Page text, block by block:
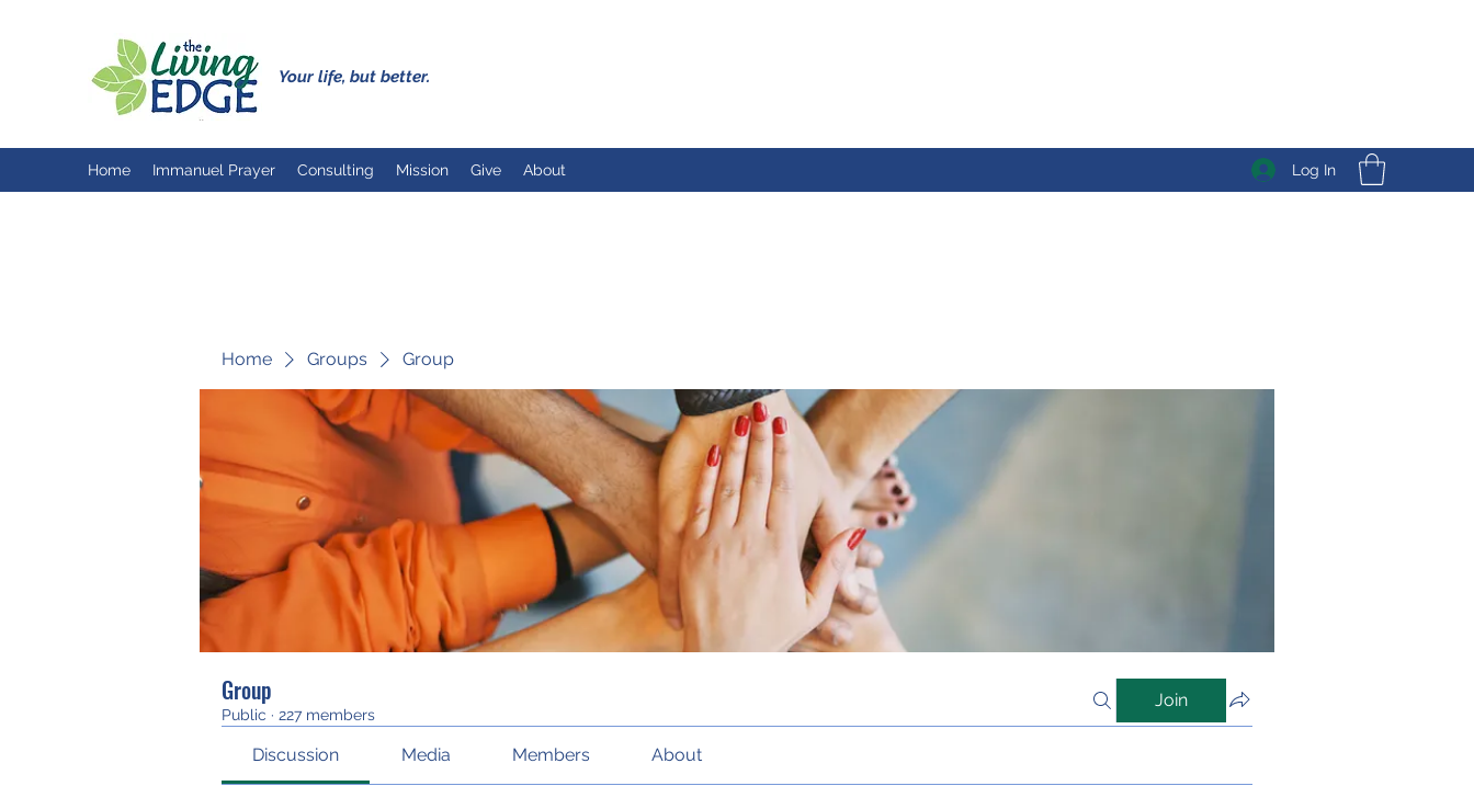
Your life, but better.
Home Immanuel Prayer Consulting Mission Give About Log In
Home Groups Group
Group
Public · 227 members
Join
Discussion Media Members About